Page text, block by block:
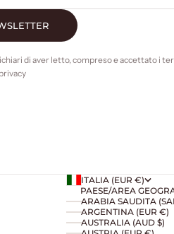
di aver letto, compreso e accettato i
ITALIA (EUR €)
PAESE/AREA
ARGENTINA (EUR €)
AUSTRALIA (AUD $)